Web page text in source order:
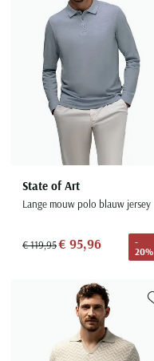
State of Art
Lange mouw polo blauw jersey
€ 119,95€ 95,96
-
20%